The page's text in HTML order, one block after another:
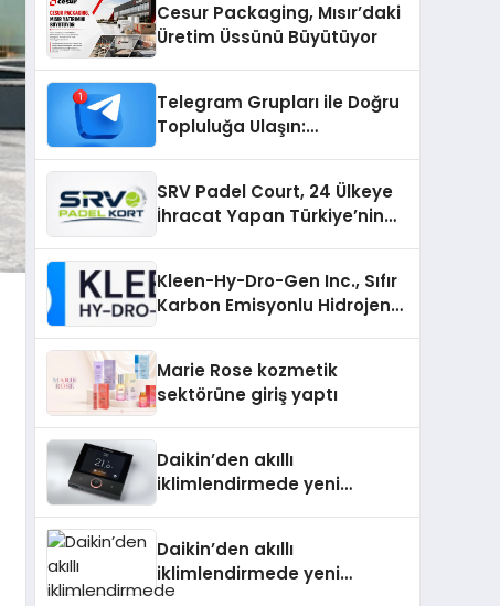
Cesur Packaging, Mısır’daki
Üretim Üssünü Büyütüyor
Telegram Grupları ile Doğru
Topluluğa Ulaşın:
SRV Padel Court, 24 Ülkeye
İhracat Yapan Türkiye’nin
Kleen-Hy-Dro-Gen Inc., Sıfır
Karbon Emisyonlu Hidrojen
Aldı
Marie Rose kozmetik
sektörüne giriş yaptı
Daikin’den akıllı
iklimlendirmede yeni
Daikin’den akıllı
iklimlendirmede yeni
dönem: Madoka Plus